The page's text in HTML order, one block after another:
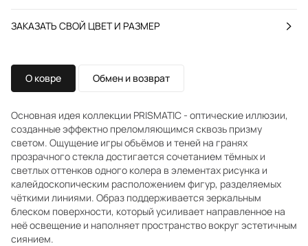
ЗАКАЗАТЬ СВОЙ ЦВЕТ И РАЗМЕР
О ковре Обмен и возврат
Основная идея коллекции PRISMATIC - оптические иллюзии,
созданные эффектно преломляющимся сквозь призму
светом. Ощущение игры объёмов и теней на гранях
прозрачного стекла достигается сочетанием тёмных и
светлых оттенков одного колера в элементах рисунка и
калейдоскопическим расположением фигур, разделяемых
чёткими линиями. Образ поддерживается зеркальным
блеском поверхности, который усиливает направленное на
неё освещение и наполняет пространство вокруг эстетичным
сиянием.